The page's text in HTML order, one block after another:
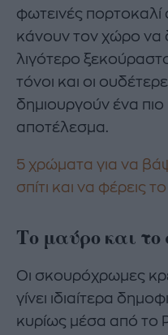
φωτεινές
κάνουν τον χώρο να
λιγότερο
τόνοι και οι
δημιουργούν ένα
αποτέλεσμα.
5 χρώματα για να
σπίτι και να φέρεις
Το μαύρο και το
Οι σκουρόχρωμες
γίνει ιδιαίτερα
κυρίως μέσα από το